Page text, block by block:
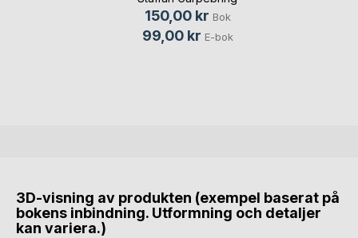
150,00 kr Bok
99,00 kr E-bok
3D-visning av produkten (exempel baserat på
bokens inbindning. Utformning och detaljer
kan variera.)